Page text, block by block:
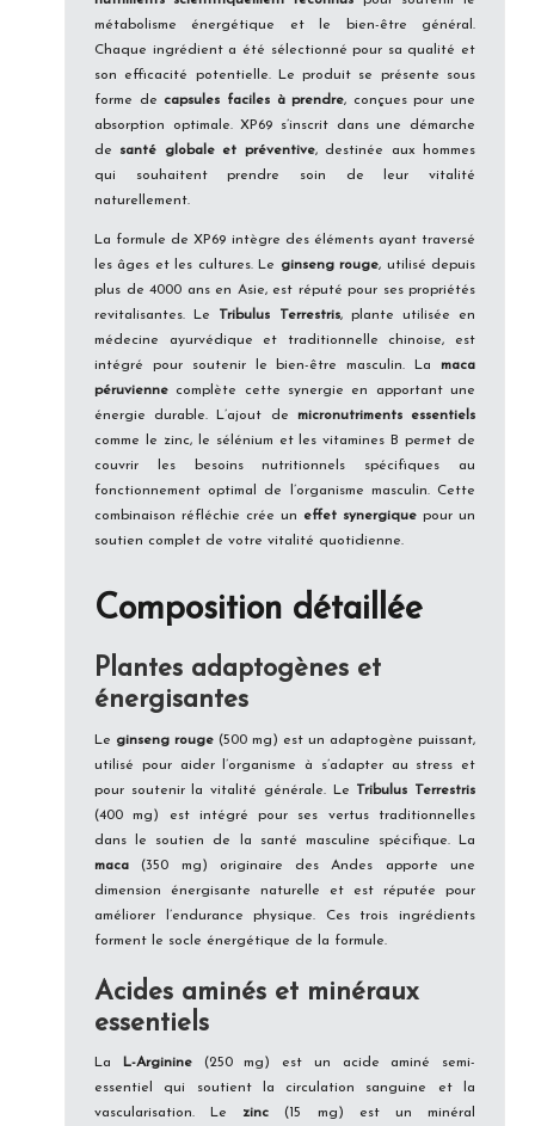
métabolisme énergétique et le bien-être général.
Chaque ingrédient a été sélectionné pour sa qualité et
son efficacité potentielle. Le produit se présente sous
forme de capsules faciles à prendre, conçues pour une
absorption optimale. XP69 s’inscrit dans une démarche
de santé globale et préventive, destinée aux hommes
qui souhaitent prendre soin de leur vitalité
naturellement.
La formule de XP69 intègre des éléments ayant traversé
les âges et les cultures. Le ginseng rouge, utilisé depuis
plus de 4000 ans en Asie, est réputé pour ses propriétés
revitalisantes. Le Tribulus Terrestris, plante utilisée en
médecine ayurvédique et traditionnelle chinoise, est
intégré pour soutenir le bien-être masculin. La maca
péruvienne complète cette synergie en apportant une
énergie durable. L’ajout de micronutriments essentiels
comme le zinc, le sélénium et les vitamines B permet de
couvrir les besoins nutritionnels spécifiques au
fonctionnement optimal de l’organisme masculin. Cette
combinaison réfléchie crée un effet synergique pour un
soutien complet de votre vitalité quotidienne.
Composition détaillée
Plantes adaptogènes et
énergisantes
Le ginseng rouge (500 mg) est un adaptogène puissant,
utilisé pour aider l’organisme à s’adapter au stress et
pour soutenir la vitalité générale. Le Tribulus Terrestris
(400 mg) est intégré pour ses vertus traditionnelles
dans le soutien de la santé masculine spécifique. La
maca (350 mg) originaire des Andes apporte une
dimension énergisante naturelle et est réputée pour
améliorer l’endurance physique. Ces trois ingrédients
forment le socle énergétique de la formule.
Acides aminés et minéraux
essentiels
La L-Arginine(250 mg) est un acide aminé semi-
essentiel qui soutient la circulation sanguine et la
vascularisation. Lezinc (15 mg) est un minéral